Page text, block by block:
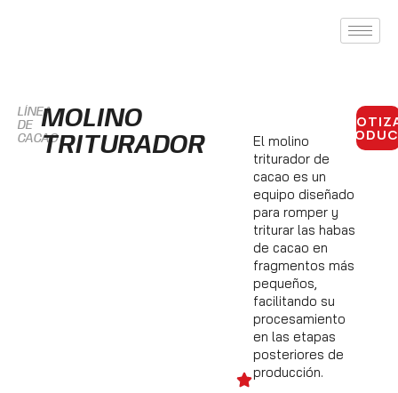
LÍNEA
DE
CACAO
MOLINO
TRITURADOR
El molino
triturador de
cacao es un
equipo diseñado
para romper y
triturar las habas
de cacao en
fragmentos más
pequeños,
facilitando su
procesamiento
en las etapas
posteriores de
producción.